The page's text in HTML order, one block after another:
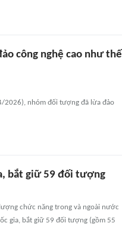
công nghệ cao như thế
2026), nhóm đối tượng đã lừa đảo
bắt giữ 59 đối tượng
chức năng trong và ngoài nước
gia, bắt giữ 59 đối tượng (gồm 55